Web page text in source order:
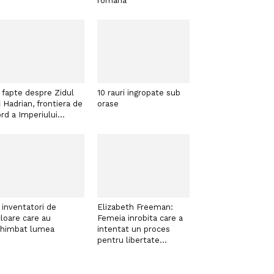
fapte despre Zidul
Hadrian, frontiera de
a Imperiului...
10 rauri ingropate sub
orase
inventatori de
care au
lumea
Elizabeth Freeman:
Femeia inrobita care a
intentat un proces
pentru libertate...